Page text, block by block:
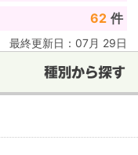
62 件
最終更新日： 07月 29日